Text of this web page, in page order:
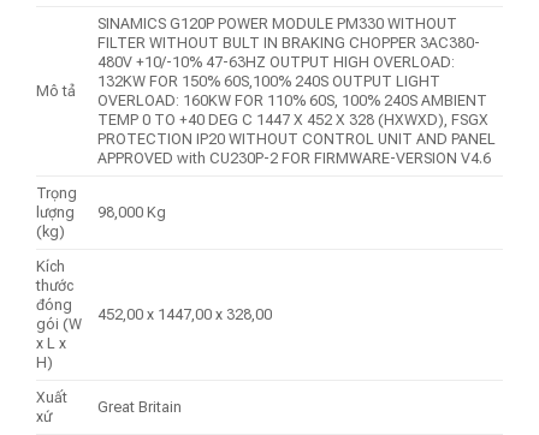
Mô tả
SINAMICS G120P POWER MODULE PM330 WITHOUT
FILTER WITHOUT BULT IN BRAKING CHOPPER 3AC380-
480V +10/-10% 47-63HZ OUTPUT HIGH OVERLOAD:
132KW FOR 150% 60S,100% 240S OUTPUT LIGHT
OVERLOAD: 160KW FOR 110% 60S, 100% 240S AMBIENT
TEMP 0 TO +40 DEG C 1447 X 452 X 328 (HXWXD), FSGX
PROTECTION IP20 WITHOUT CONTROL UNIT AND PANEL
APPROVED with CU230P-2 FOR FIRMWARE-VERSION V4.6
Trọng
lượng
(kg)
98,000 Kg
Kích
thước
đóng
gói (W
x L x
H)
452,00 x 1447,00 x 328,00
Xuất
xứ
Great Britain